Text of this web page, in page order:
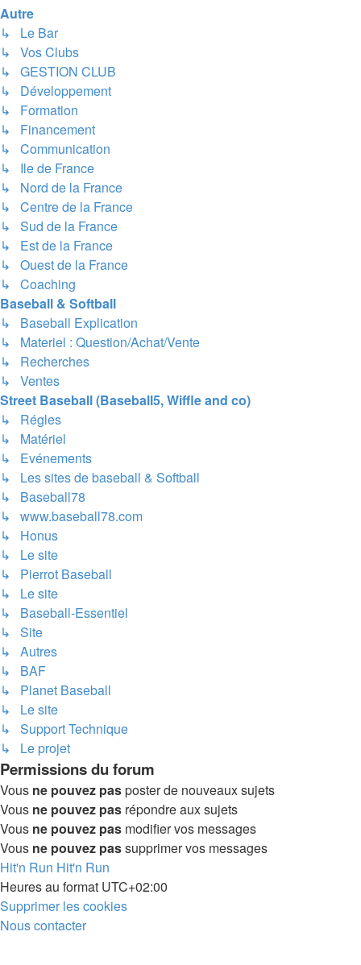
Autre
↳ Le Bar
↳ Vos Clubs
↳ GESTION CLUB
↳ Développement
↳ Formation
↳ Financement
↳ Communication
↳ Ile de France
↳ Nord de la France
↳ Centre de la France
↳ Sud de la France
↳ Est de la France
↳ Ouest de la France
↳ Coaching
Baseball & Softball
↳ Baseball Explication
↳ Materiel : Question/Achat/Vente
↳ Recherches
↳ Ventes
Street Baseball (Baseball5, Wiffle and co)
↳ Régles
↳ Matériel
↳ Evénements
↳ Les sites de baseball & Softball
↳ Baseball78
↳ www.baseball78.com
↳ Honus
↳ Le site
↳ Pierrot Baseball
↳ Le site
↳ Baseball-Essentiel
↳ Site
↳ Autres
↳ BAF
↳ Planet Baseball
↳ Le site
↳ Support Technique
↳ Le projet
Permissions du forum
Vous ne pouvez pasposter de nouveaux sujets
Vous ne pouvez pas répondre aux sujets
Vous ne pouvez pas modifier vos messages
Vous ne pouvez passupprimer vos messages
Hit'n Run Hit'n Run
Heures au format UTC+02:00
Supprimer les cookies
Nous contacter